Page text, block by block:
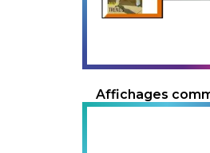
Affichages